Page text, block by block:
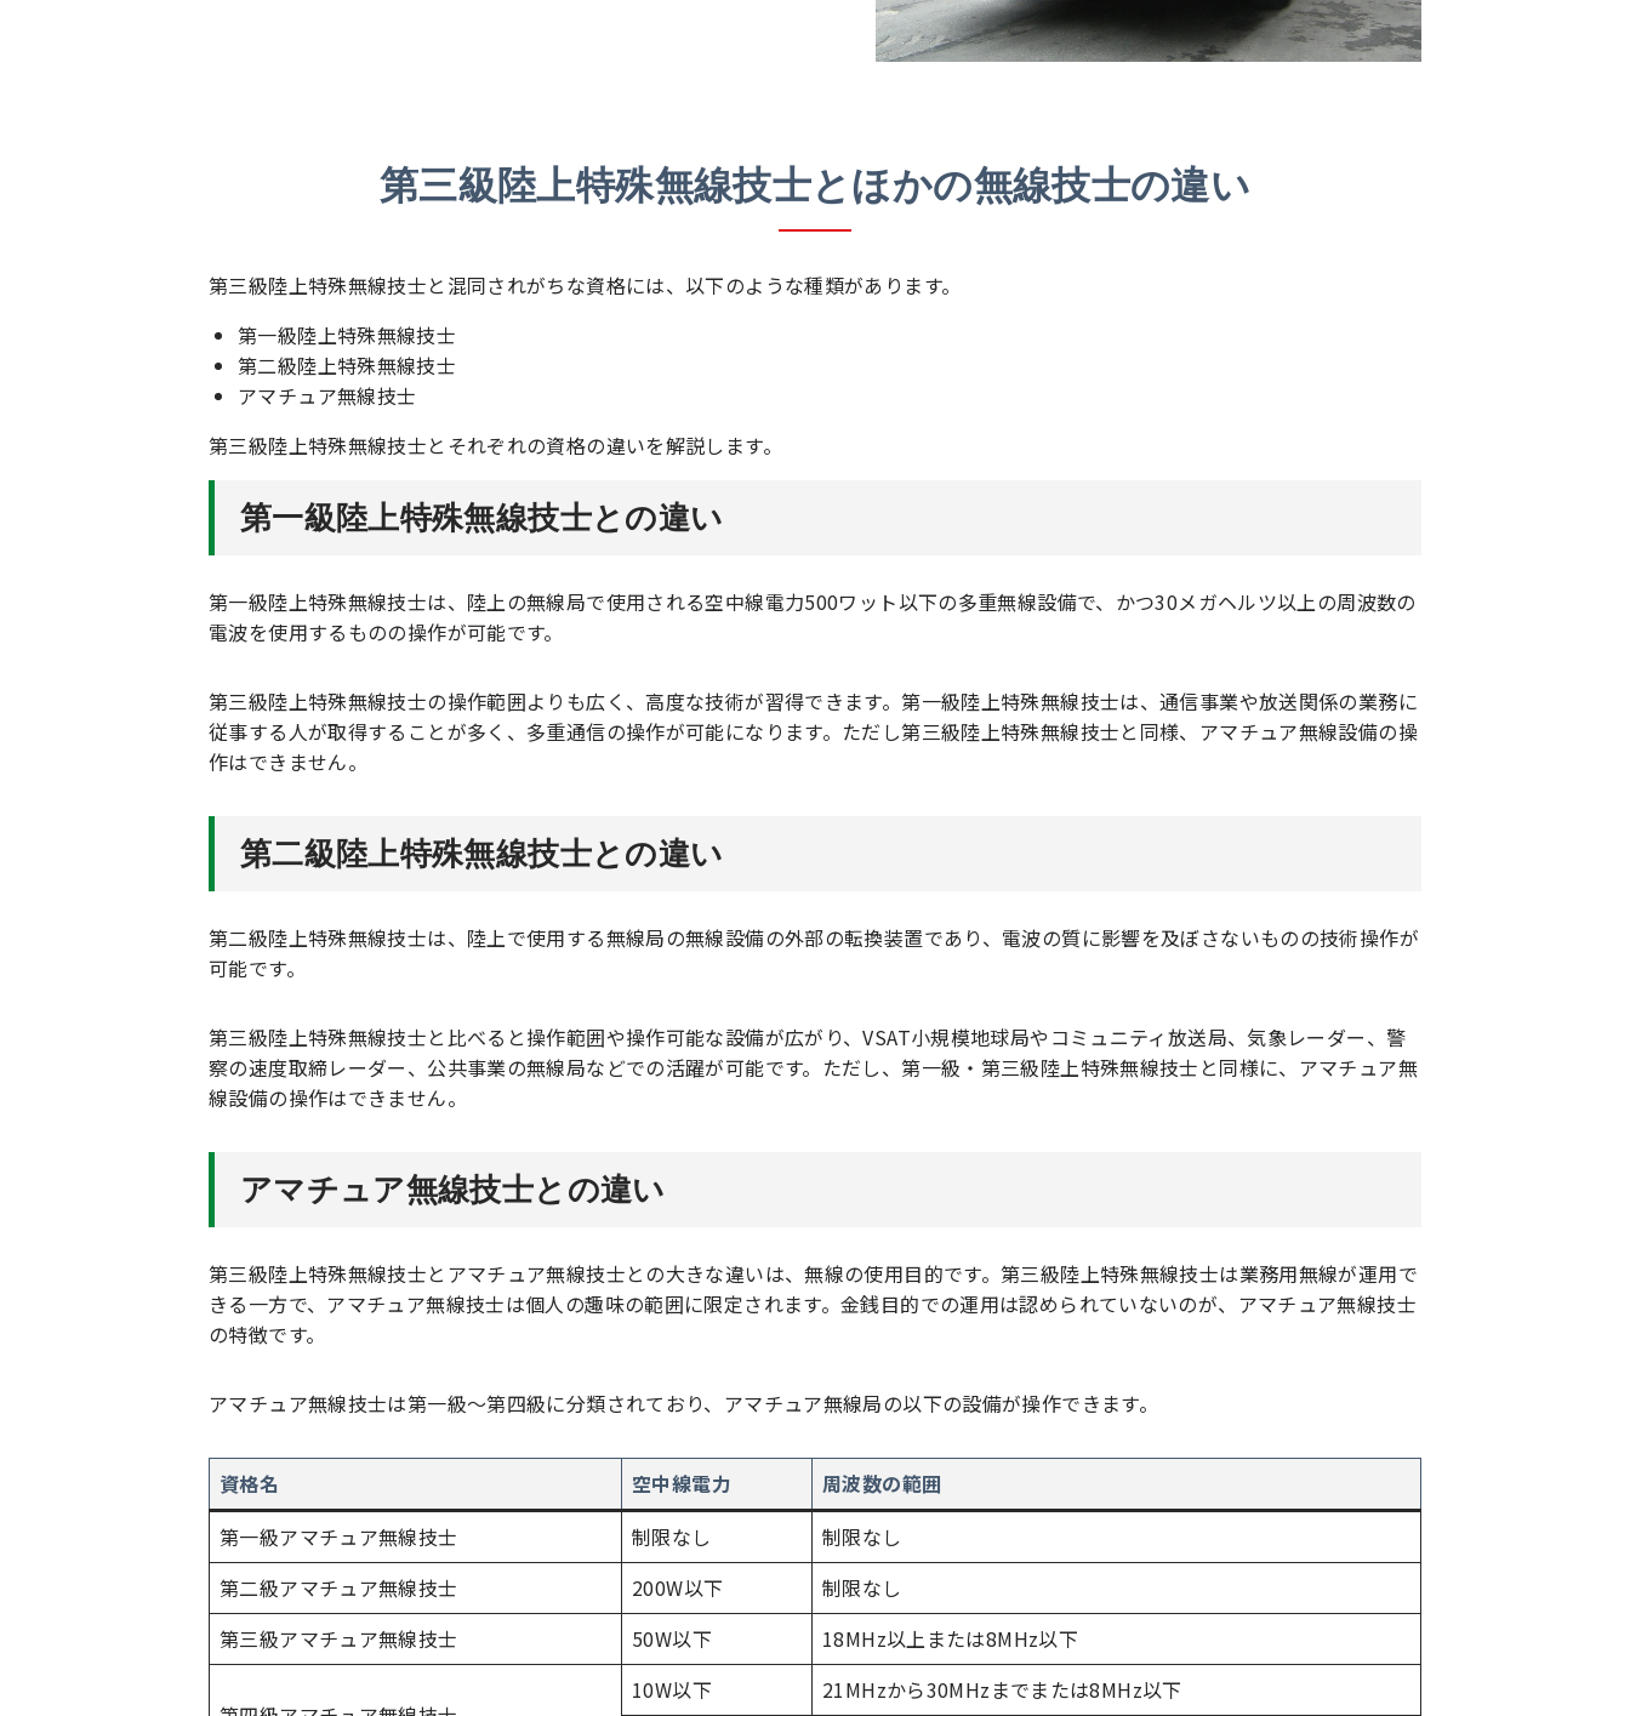
第三級陸上特殊無線技士とほかの無線技士の違い
第三級陸上特殊無線技士と混同されがちな資格には、以下のような種類があります。
第一級陸上特殊無線技士
第二級陸上特殊無線技士
アマチュア無線技士
第三級陸上特殊無線技士とそれぞれの資格の違いを解説します。
第一級陸上特殊無線技士との違い
第一級陸上特殊無線技士は、陸上の無線局で使用される空中線電力500ワット以下の多重無線設備で、かつ30メガヘルツ以上の周波数の
電波を使用するものの操作が可能です。
第三級陸上特殊無線技士の操作範囲よりも広く、高度な技術が習得できます。第一級陸上特殊無線技士は、通信事業や放送関係の業務に
従事する人が取得することが多く、多重通信の操作が可能になります。ただし第三級陸上特殊無線技士と同様、アマチュア無線設備の操
作はできません。
第二級陸上特殊無線技士との違い
第二級陸上特殊無線技士は、陸上で使用する無線局の無線設備の外部の転換装置であり、電波の質に影響を及ぼさないものの技術操作が
可能です。
第三級陸上特殊無線技士と比べると操作範囲や操作可能な設備が広がり、VSAT小規模地球局やコミュニティ放送局、気象レーダー、警
察の速度取締レーダー、公共事業の無線局などでの活躍が可能です。ただし、第一級・第三級陸上特殊無線技士と同様に、アマチュア無
線設備の操作はできません。
アマチュア無線技士との違い
第三級陸上特殊無線技士とアマチュア無線技士との大きな違いは、無線の使用目的です。第三級陸上特殊無線技士は業務用無線が運用で
きる一方で、アマチュア無線技士は個人の趣味の範囲に限定されます。金銭目的での運用は認められていないのが、アマチュア無線技士
の特徴です。
アマチュア無線技士は第一級～第四級に分類されており、アマチュア無線局の以下の設備が操作できます。
資格名 空中線電力
周波数の範囲
第一級アマチュア無線技士
制限なし
制限なし
第二級アマチュア無線技士
200W以下
制限なし
第三級アマチュア無線技士
50W以下 18MHz以上または8MHz以下
10W以下 21MHzから30MHzまでまたは8MHz以下